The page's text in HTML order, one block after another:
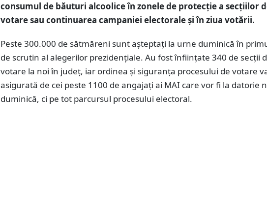
consumul de băuturi alcoolice în zonele de protecție a secțiilor
votare sau continuarea campaniei electorale și în ziua votării.
Peste 300.000 de sătmăreni sunt așteptați la urne duminică în
de scrutin al alegerilor prezidențiale. Au fost înființate 340 de secții
votare la noi în județ, iar ordinea și siguranța procesului de votare
asigurată de cei peste 1100 de angajați ai MAI care vor fi la datorie
duminică, ci pe tot parcursul procesului electoral.